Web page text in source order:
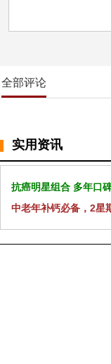
全部评论
实用资讯
抗癌明星组合 多年口
中老年补钙必备，2星